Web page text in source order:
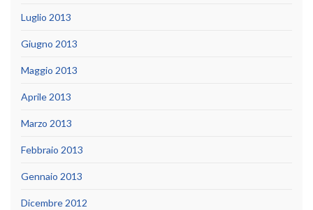
Luglio 2013
Giugno 2013
Maggio 2013
Aprile 2013
Marzo 2013
Febbraio 2013
Gennaio 2013
Dicembre 2012